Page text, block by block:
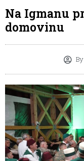
Na Igmanu
domovinu
By